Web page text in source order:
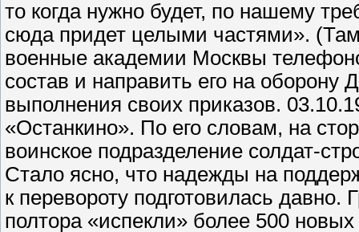
то когда нужно будет, по нашему
сюда придет целыми частями».
военные академии Москвы
состав и направить его на
выполнения своих приказов.
«Останкино». По его словам, на
воинское подразделение солдат-
Стало ясно, что надежды на
к перевороту подготовилась
полтора «испекли» более 500